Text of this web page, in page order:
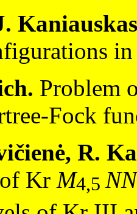
Problem
Fock
R.
Kr M4,5